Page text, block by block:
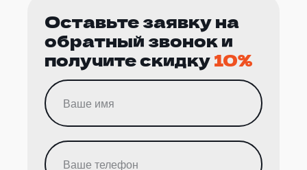
Оставьте заявку на
обратный звонок и
получите скидку10%